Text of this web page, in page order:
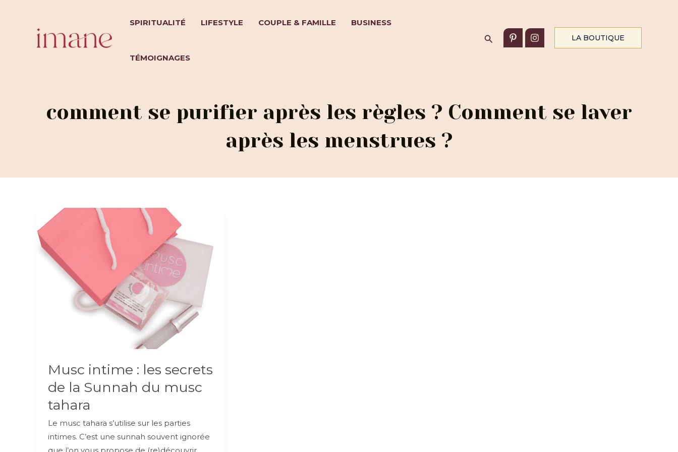
SPIRITUALITÉ LIFESTYLE COUPLE & FAMILLE BUSINESS
TÉMOIGNAGES
Rechercher LA BOUTIQUE
comment se purifier après les règles ? Comment se laver
après les menstrues ?
Musc intime : les secrets
de la Sunnah du musc
tahara
Le musc tahara s’utilise sur les parties
intimes. C’est une sunnah souvent ignorée